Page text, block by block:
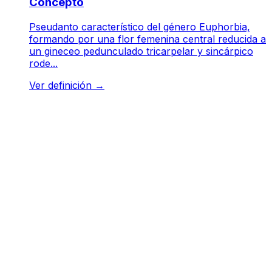
Pseudanto característico del género Euphorbia,
formando por una flor femenina central reducida a
un gineceo pedunculado tricarpelar y sincárpico
rode...
Ver definición →